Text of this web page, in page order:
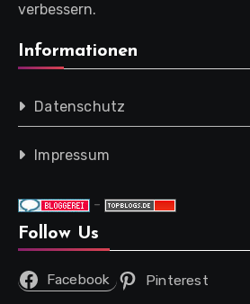
verbessern.
Informationen
Datenschutz
Impressum
-
Follow Us
Facebook Pinterest